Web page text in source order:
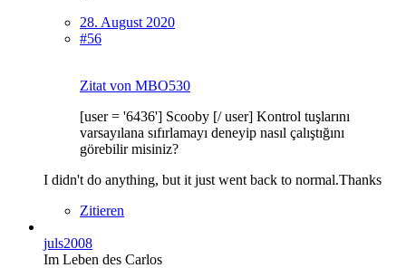
28. August 2020
#56
Zitat von MBO530
[user = '6436'] Scooby [/ user] Kontrol tuşlarını
varsayılana sıfırlamayı deneyip nasıl çalıştığını
görebilir misiniz?
I didn't do anything, but it just went back to normal.Thanks
Zitieren
juls2008
Im Leben des Carlos